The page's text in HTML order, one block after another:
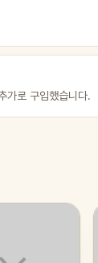
가로 구입했습니다.